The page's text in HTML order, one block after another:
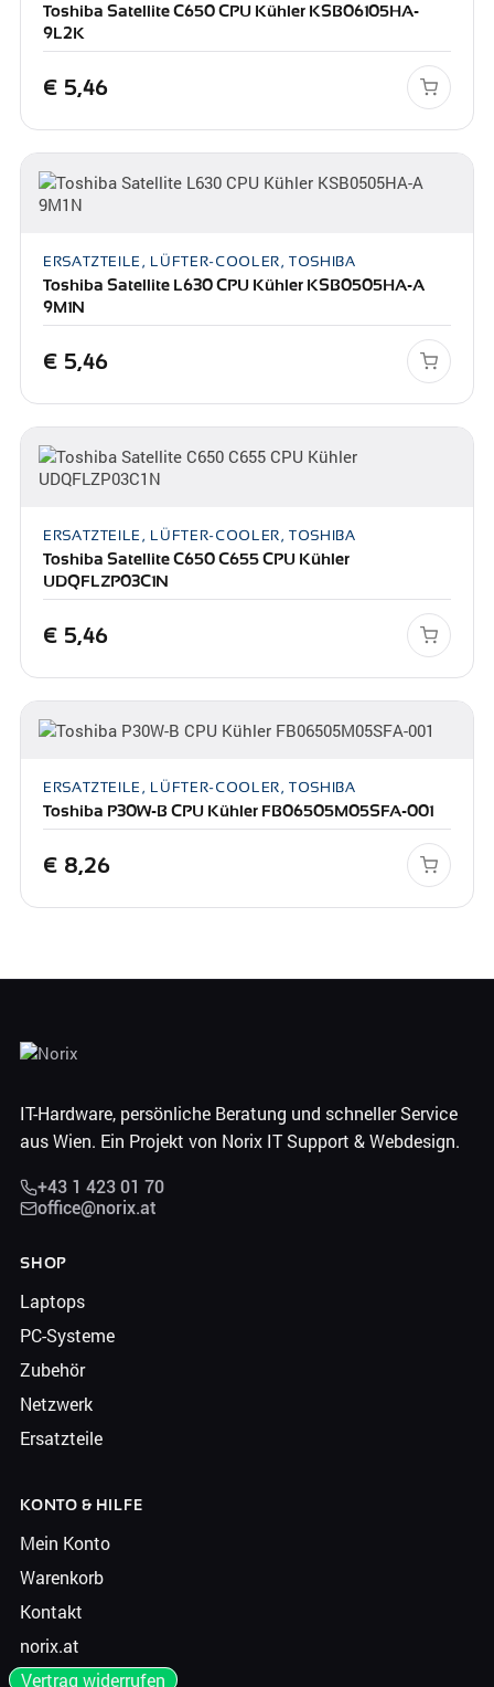
Toshiba Satellite C650 CPU Kühler KSB06105HA-
9L2K
€ 5,46
ERSATZTEILE, LÜFTER-COOLER, TOSHIBA
Toshiba Satellite L630 CPU Kühler KSB0505HA-A
9M1N
€ 5,46
ERSATZTEILE, LÜFTER-COOLER, TOSHIBA
Toshiba Satellite C650 C655 CPU Kühler
UDQFLZP03C1N
€ 5,46
ERSATZTEILE, LÜFTER-COOLER, TOSHIBA
Toshiba P30W-B CPU Kühler FB06505M05SFA-001
€ 8,26
IT-Hardware, persönliche Beratung und schneller Service
aus Wien. Ein Projekt von Norix IT Support & Webdesign.
+43 1 423 01 70
office@norix.at
SHOP
Laptops
PC-Systeme
Zubehör
Netzwerk
Ersatzteile
KONTO & HILFE
Mein Konto
Warenkorb
Kontakt
norix.at
Vertrag widerrufen